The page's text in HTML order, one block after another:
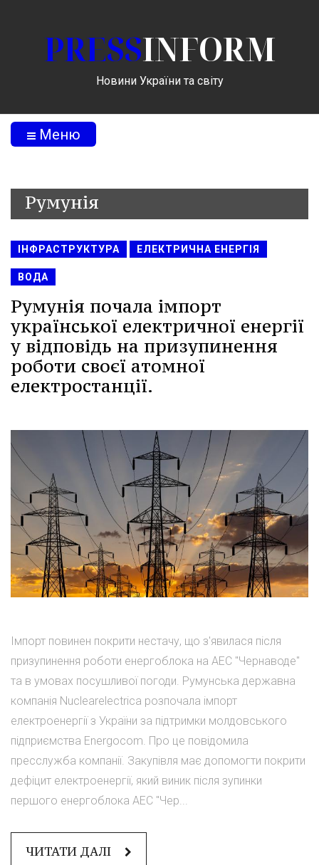
PRESSINFORM
Новини України та світу
Меню
Румунія
ІНФРАСТРУКТУРА ЕЛЕКТРИЧНА ЕНЕРГІЯ
ВОДА
Румунія почала імпорт
української електричної енергії
у відповідь на призупинення
роботи своєї атомної
електростанції.
Імпорт повинен покрити нестачу, що з'явилася після
призупинення роботи енергоблока на АЕС "Чернаводе"
та в умовах посушливої погоди. Румунська державна
компанія Nuclearelectrica розпочала імпорт
електроенергії з України за підтримки молдовського
підприємства Energocom. Про це повідомила
пресслужба компанії. Закупівля має допомогти покрити
дефіцит електроенергії, який виник після зупинки
першого енергоблока АЕС "Чер...
ЧИТАТИ ДАЛІ